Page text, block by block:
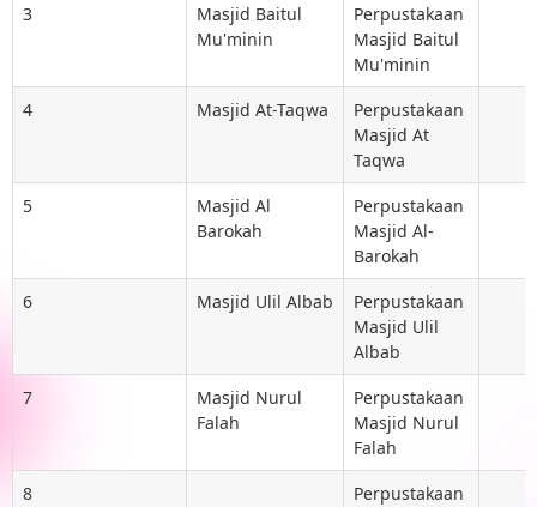
3
Masjid Baitul
Mu'minin
Perpustakaan
Masjid Baitul
Mu'minin
4
Masjid At-Taqwa
Perpustakaan
Masjid At
Taqwa
5
Masjid Al
Barokah
Perpustakaan
Masjid Al-
Barokah
6
Masjid Ulil Albab
Perpustakaan
Masjid Ulil
Albab
7
Masjid Nurul
Falah
Perpustakaan
Masjid Nurul
Falah
8
Perpustakaan